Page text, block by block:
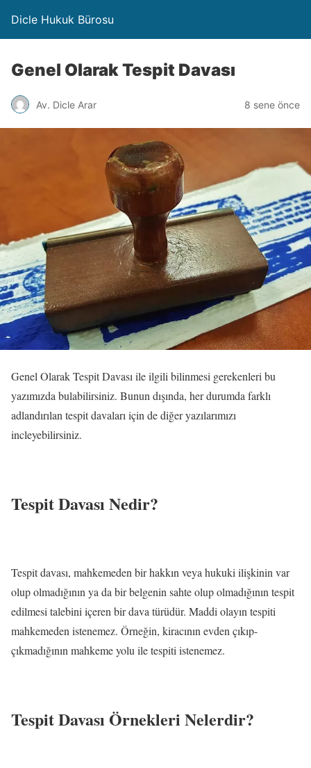
Dicle Hukuk Bürosu
Genel Olarak Tespit Davası
Av. Dicle Arar 8 sene önce
Genel Olarak Tespit Davası ile ilgili bilinmesi gerekenleri bu
yazımızda bulabilirsiniz. Bunun dışında, her durumda farklı
adlandırılan tespit davaları için de diğer yazılarımızı
incleyebilirsiniz.
Tespit Davası Nedir?
Tespit davası, mahkemeden bir hakkın veya hukuki ilişkinin var
olup olmadığının ya da bir belgenin sahte olup olmadığının tespit
edilmesi talebini içeren bir dava türüdür. Maddi olayın tespiti
mahkemeden istenemez. Örneğin, kiracının evden çıkıp-
çıkmadığının mahkeme yolu ile tespiti istenemez.
Tespit Davası Örnekleri Nelerdir?